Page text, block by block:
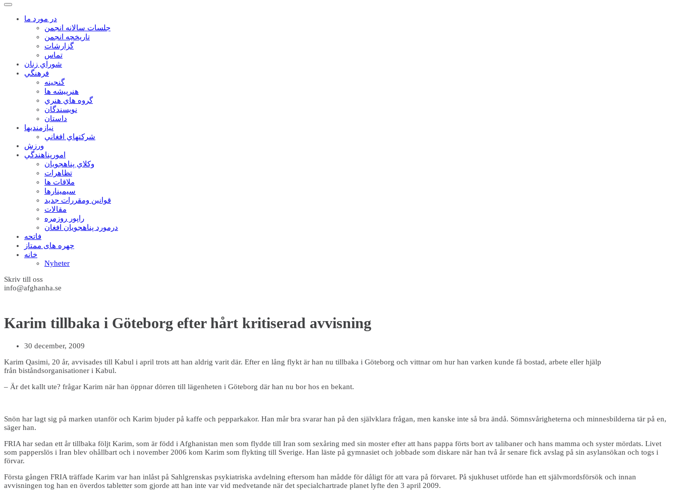
در مورد ما
جلسات سالانه انجمن
تاریخچه انجمن
گزارشات
تماس
شوراي زنان
فرهنگي
گنجينه
هنرپيشه ها
گروه هاي هنري
نويسندگان
داستان
نيازمنديها
شرکتهاي افغاني
ورزش
امورپناهندگي
وکلاي پناهجويان
تظاهرات
ملاقات ها
سيمينارها
قوانين ومقررات جديد
مقالات
راپور روزمره
درمورد پناهجويان افغان
فاتحه
چهره های ممتاز
خانه
Nyheter
Skriv till oss
info@afghanha.se
Karim tillbaka i Göteborg efter hårt kritiserad avvisning
30 december, 2009
Karim Qasimi, 20 år, avvisades till Kabul i april trots att han aldrig varit där. Efter en lång flykt är han nu tillbaka i Göteborg och vittnar om hur han varken kunde få bostad, arbete eller hjälp
från biståndsorganisationer i Kabul.
– Är det kallt ute? frågar Karim när han öppnar dörren till lägenheten i Göteborg där han nu bor hos en bekant.
Snön har lagt sig på marken utanför och Karim bjuder på kaffe och pepparkakor. Han mår bra svarar han på den självklara frågan, men kanske inte så bra ändå. Sömnsvårigheterna och minnesbilderna tär på en,
säger han.
FRIA har sedan ett år tillbaka följt Karim, som är född i Afghanistan men som flydde till Iran som sexåring med sin moster efter att hans pappa förts bort av talibaner och hans mamma och syster mördats. Livet
som papperslös i Iran blev ohållbart och i november 2006 kom Karim som flykting till Sverige. Han läste på gymnasiet och jobbade som diskare när han två år senare fick avslag på sin asylansökan och togs i
förvar.
Första gången FRIA träffade Karim var han inlåst på Sahlgrenskas psykiatriska avdelning eftersom han mådde för dåligt för att vara på förvaret. På sjukhuset utförde han ett självmordsförsök och innan
avvisningen tog han en överdos tabletter som gjorde att han inte var vid medvetande när det specialchartrade planet lyfte den 3 april 2009.